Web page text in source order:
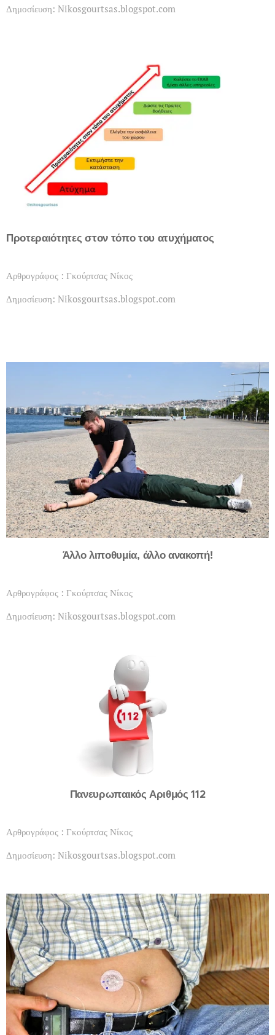
Δημοσίευση: Nikosgourtsas.blogspot.com
Προτεραιότητες στον τόπο του ατυχήματος
Αρθρογράφος : Γκούρτσας Νίκος
Δημοσίευση: Nikosgourtsas.blogspot.com
Άλλο λιποθυμία, άλλο ανακοπή!
Αρθρογράφος : Γκούρτσας Νίκος
Δημοσίευση: Nikosgourtsas.blogspot.com
Πανευρωπαικός Αριθμός 112
Αρθρογράφος : Γκούρτσας Νίκος
Δημοσίευση: Nikosgourtsas.blogspot.com